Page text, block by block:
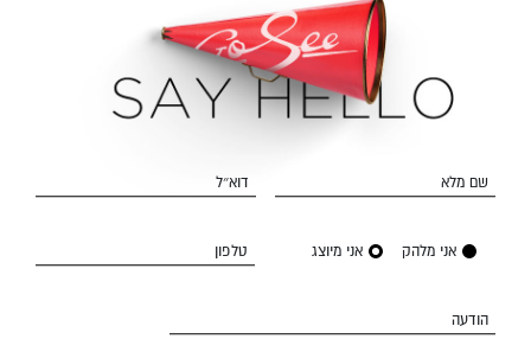
שם מלא דוא״ל
אני מלהק אני מיוצג טלפון
הודעה